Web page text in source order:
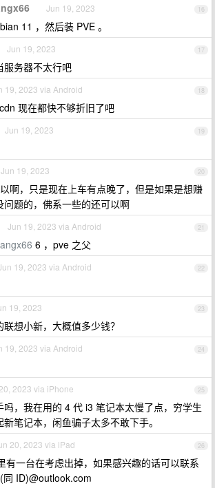
16
Jun 19, 2023
11 ，然后装 PVE 。
17
Jun 19, 2023
服务器不太行吧
18
19, 2023 via Android
现在都快不够折旧了吧
19
Jun 19, 2023
20
Jun 19, 2023
啊，只是现在上车有点晚了，但是如果是想赚
问题的，佛系一些的还可以啊
21
Jun 19, 2023 via Android
6 ，pve 之父
22
19, 2023 via Android
23
19, 2023
想小新，大概值多少钱？
24
19, 2023 via Android
25
2023 via iPhone
吗，我在用的 4 代 i3 笔记本太慢了点，穷学生
笔记本，闲鱼骗子太多不敢下手。
26
20, 2023 via iPad
有一台在考虑出掉，如果感兴趣的话可以联系
同 ID)@outlook.com